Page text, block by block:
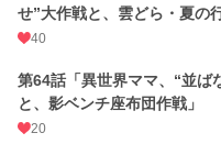
せ”大作戦と、雲どら・夏の
40
第64話「異世界ママ、“並ば
と、影ベンチ座布団作戦」
20